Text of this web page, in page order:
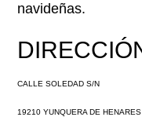
navideñas.
CALLE SOLEDAD S/N
19210 YUNQUERA DE HENARES